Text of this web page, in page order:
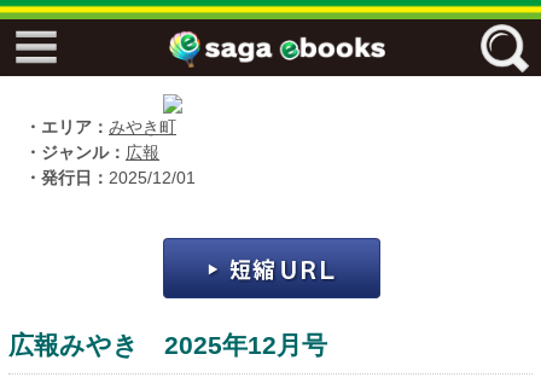
・エリア： みやき町
・ジャンル： 広報
・発行日： 2025/12/01
広報みやき 2025年12月号